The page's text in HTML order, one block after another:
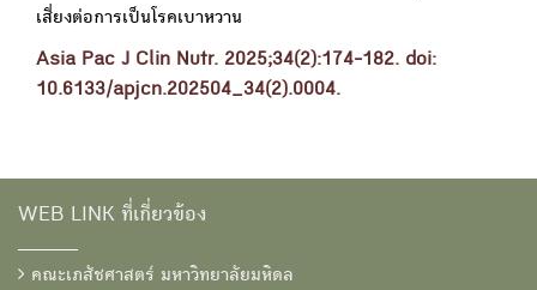
เสี่ยงต่อการเป็นโรคเบาหวาน
Asia Pac J Clin Nutr. 2025;34(2):174-182. doi:
10.6133/apjcn.202504_34(2).0004.
WEB LINK ที่เกี่ยวข้อง
คณะเภสัชศาสตร์ มหาวิทยาลัยมหิดล